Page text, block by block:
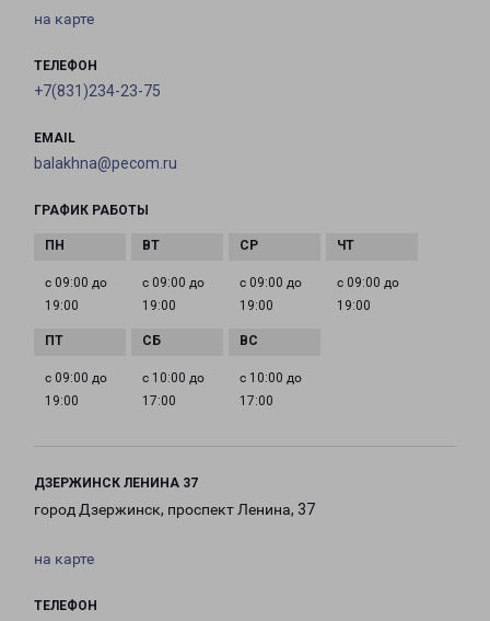
на карте
ТЕЛЕФОН
+7(831)234-23-75
EMAIL
balakhna@pecom.ru
ГРАФИК РАБОТЫ
с 09:00 до
19:00
с 09:00 до
19:00
с 09:00 до
19:00
с 09:00 до
19:00
с 09:00 до
19:00
с 10:00 до
17:00
с 10:00 до
17:00
ДЗЕРЖИНСК ЛЕНИНА 37
город Дзержинск, проспект Ленина, 37
на карте
ТЕЛЕФОН